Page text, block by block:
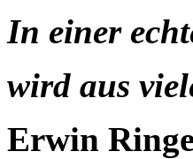
In einer
wird aus
Erwin